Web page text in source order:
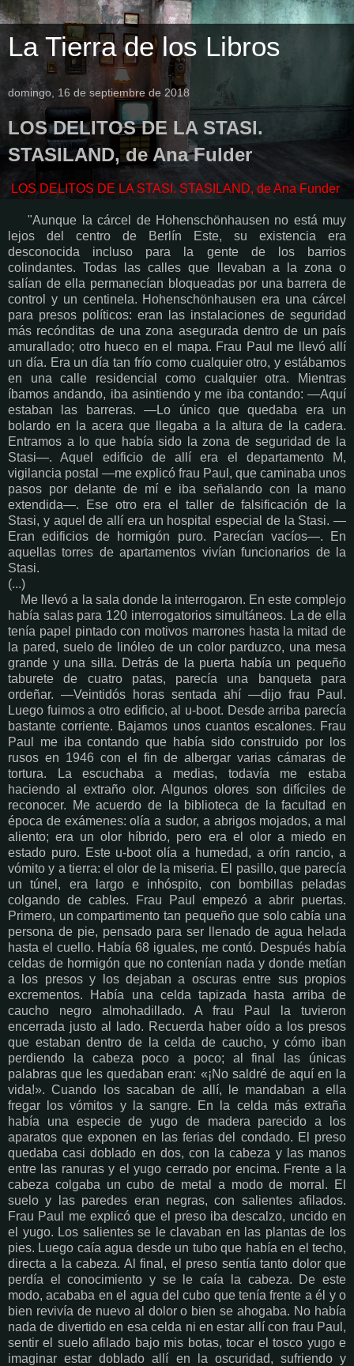
La Tierra de los Libros
domingo, 16 de septiembre de 2018
LOS DELITOS DE LA STASI.
STASILAND, de Ana Fulder
LOS DELITOS DE LA STASI. STASILAND, de Ana Funder
"Aunque la cárcel de Hohenschönhausen no está muy
lejos del centro de Berlín Este, su existencia era
desconocida incluso para la gente de los barrios
colindantes. Todas las calles que llevaban a la zona o
salían de ella permanecían bloqueadas por una barrera de
control y un centinela. Hohenschönhausen era una cárcel
para presos políticos: eran las instalaciones de seguridad
más recónditas de una zona asegurada dentro de un país
amurallado; otro hueco en el mapa. Frau Paul me llevó allí
un día. Era un día tan frío como cualquier otro, y estábamos
en una calle residencial como cualquier otra. Mientras
íbamos andando, iba asintiendo y me iba contando: —Aquí
estaban las barreras. —Lo único que quedaba era un
bolardo en la acera que llegaba a la altura de la cadera.
Entramos a lo que había sido la zona de seguridad de la
Stasi—. Aquel edificio de allí era el departamento M,
vigilancia postal —me explicó frau Paul, que caminaba unos
pasos por delante de mí e iba señalando con la mano
extendida—. Ese otro era el taller de falsificación de la
Stasi, y aquel de allí era un hospital especial de la Stasi. —
Eran edificios de hormigón puro. Parecían vacíos—. En
aquellas torres de apartamentos vivían funcionarios de la
Stasi.
(...)
Me llevó a la sala donde la interrogaron. En este complejo
había salas para 120 interrogatorios simultáneos. La de ella
tenía papel pintado con motivos marrones hasta la mitad de
la pared, suelo de linóleo de un color parduzco, una mesa
grande y una silla. Detrás de la puerta había un pequeño
taburete de cuatro patas, parecía una banqueta para
ordeñar. —Veintidós horas sentada ahí —dijo frau Paul.
Luego fuimos a otro edificio, al u-boot. Desde arriba parecía
bastante corriente. Bajamos unos cuantos escalones. Frau
Paul me iba contando que había sido construido por los
rusos en 1946 con el fin de albergar varias cámaras de
tortura. La escuchaba a medias, todavía me estaba
haciendo al extraño olor. Algunos olores son difíciles de
reconocer. Me acuerdo de la biblioteca de la facultad en
época de exámenes: olía a sudor, a abrigos mojados, a mal
aliento; era un olor híbrido, pero era el olor a miedo en
estado puro. Este u-boot olía a humedad, a orín rancio, a
vómito y a tierra: el olor de la miseria. El pasillo, que parecía
un túnel, era largo e inhóspito, con bombillas peladas
colgando de cables. Frau Paul empezó a abrir puertas.
Primero, un compartimento tan pequeño que solo cabía una
persona de pie, pensado para ser llenado de agua helada
hasta el cuello. Había 68 iguales, me contó. Después había
celdas de hormigón que no contenían nada y donde metían
a los presos y los dejaban a oscuras entre sus propios
excrementos. Había una celda tapizada hasta arriba de
caucho negro almohadillado. A frau Paul la tuvieron
encerrada justo al lado. Recuerda haber oído a los presos
que estaban dentro de la celda de caucho, y cómo iban
perdiendo la cabeza poco a poco; al final las únicas
palabras que les quedaban eran: «¡No saldré de aquí en la
vida!». Cuando los sacaban de allí, le mandaban a ella
fregar los vómitos y la sangre. En la celda más extraña
había una especie de yugo de madera parecido a los
aparatos que exponen en las ferias del condado. El preso
quedaba casi doblado en dos, con la cabeza y las manos
entre las ranuras y el yugo cerrado por encima. Frente a la
cabeza colgaba un cubo de metal a modo de morral. El
suelo y las paredes eran negras, con salientes afilados.
Frau Paul me explicó que el preso iba descalzo, uncido en
el yugo. Los salientes se le clavaban en las plantas de los
pies. Luego caía agua desde un tubo que había en el techo,
directa a la cabeza. Al final, el preso sentía tanto dolor que
perdía el conocimiento y se le caía la cabeza. De este
modo, acababa en el agua del cubo que tenía frente a él y o
bien revivía de nuevo al dolor o bien se ahogaba. No había
nada de divertido en esa celda ni en estar allí con frau Paul,
sentir el suelo afilado bajo mis botas, tocar el tosco yugo e
imaginar estar doblado allí en la oscuridad, sufriendo y